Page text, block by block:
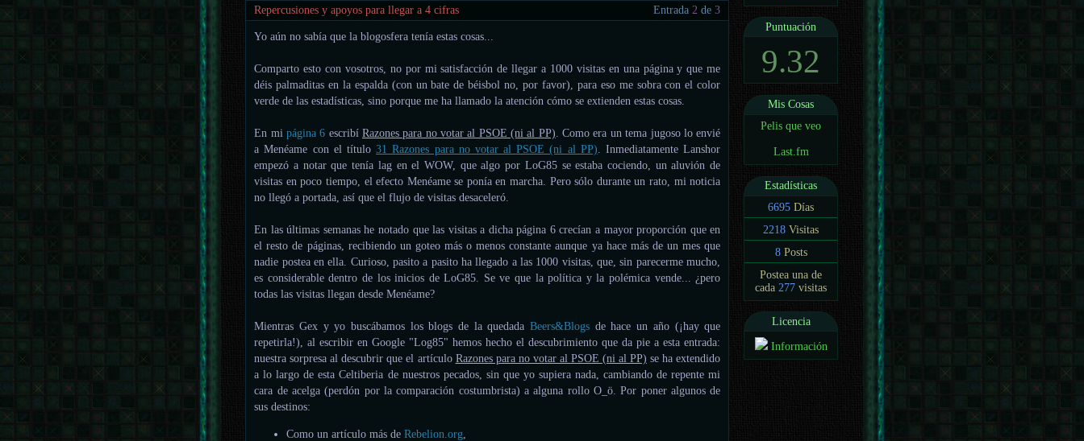
Repercusiones y apoyos para llegar a 4 cifras Entrada2 de3
Yo aún no sabía que la blogosfera tenía estas cosas...
Comparto esto con vosotros, no por mi satisfacción de llegar a 1000 visitas en una página y que me
déis palmaditas en la espalda (con un bate de béisbol no, por favor), para eso me sobra con el color
verde de las estadísticas, sino porque me ha llamado la atención cómo se extienden estas cosas.
En mi página 6 escribí Razones para no votar al PSOE (ni al PP). Como era un tema jugoso lo envié
a Menéame con el título31 Razones para no votar al PSOE (ni al PP). Inmediatamente Lanshor
empezó a notar que tenía lag en el WOW, que algo por LoG85 se estaba cociendo, un aluvión de
visitas en poco tiempo, el efecto Menéame se ponía en marcha. Pero sólo durante un rato, mi noticia
no llegó a portada, así que el flujo de visitas desaceleró.
En las últimas semanas he notado que las visitas a dicha página 6 crecían a mayor proporción que en
el resto de páginas, recibiendo un goteo más o menos constante aunque ya hace más de un mes que
nadie postea en ella. Curioso, pasito a pasito ha llegado a las 1000 visitas, que, sin parecerme mucho,
es considerable dentro de los inicios de LoG85. Se ve que la política y la polémica vende... ¿pero
todas las visitas llegan desde Menéame?
Mientras Gex y yo buscábamos los blogs de la quedadaBeers&Blogs de hace un año (¡hay que
repetirla!), al escribir en Google "Log85" hemos hecho el descubrimiento que da pie a esta entrada:
nuestra sorpresa al descubrir que el artículo Razones para no votar al PSOE (ni al PP) se ha extendido
a lo largo de esta Celtiberia de nuestros pecados, sin que yo supiera nada, cambiando de repente mi
cara de acelga (perdón por la comparación costumbrista) a alguna rollo O_ö. Por poner algunos de
sus destinos:
Como un artículo más deRebelion.org
Puntuación
9.32
Mis Cosas
Pelis que veo
Last.fm
Estadísticas
6695 Días
2218 Visitas
8Posts
Postea una de
cada277 visitas
Licencia
Información